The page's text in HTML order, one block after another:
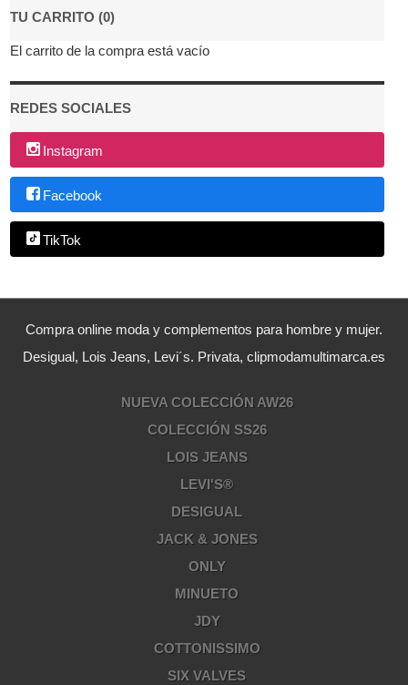
TU CARRITO (0)
El carrito de la compra está vacío
REDES SOCIALES
Instagram
Facebook
TikTok
Compra online moda y complementos para hombre y mujer.
Desigual, Lois Jeans, Levi´s. Privata, clipmodamultimarca.es
NUEVA COLECCIÓN AW26
COLECCIÓN SS26
LOIS JEANS
LEVI'S®
DESIGUAL
JACK & JONES
ONLY
MINUETO
JDY
COTTONISSIMO
SIX VALVES